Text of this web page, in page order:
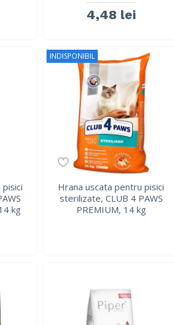
4,48 lei
kg
INDISPONIBIL
Hrana uscata pentru pisici
sterilizate, CLUB 4 PAWS
PREMIUM, 14 kg